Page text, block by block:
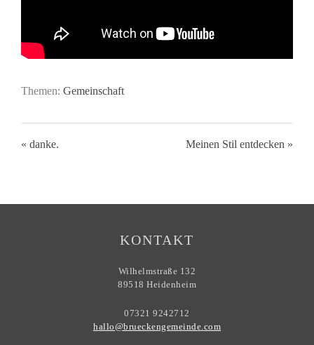
Themen: Gemeinschaft
« danke. Meinen Stil entdecken »
KONTAKT
Wilhelmstraße 132
89518 Heidenheim
07321 9242712
hallo@brueckengemeinde.com